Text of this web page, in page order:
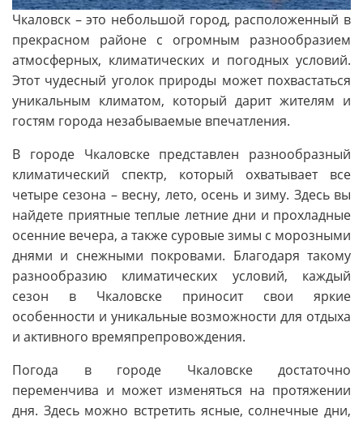
Чкаловск – это небольшой город, расположенный в
прекрасном районе с огромным разнообразием
атмосферных, климатических и погодных условий.
Этот чудесный уголок природы может похвастаться
уникальным климатом, который дарит жителям и
гостям города незабываемые впечатления.
В городе Чкаловске представлен разнообразный
климатический спектр, который охватывает все
четыре сезона – весну, лето, осень и зиму. Здесь вы
найдете приятные теплые летние дни и прохладные
осенние вечера, а также суровые зимы с морозными
днями и снежными покровами. Благодаря такому
разнообразию климатических условий, каждый
сезон в Чкаловске приносит свои яркие
особенности и уникальные возможности для отдыха
и активного времяпрепровождения.
Погода в городе Чкаловске достаточно
переменчива и может изменяться на протяжении
дня. Здесь можно встретить ясные, солнечные дни,